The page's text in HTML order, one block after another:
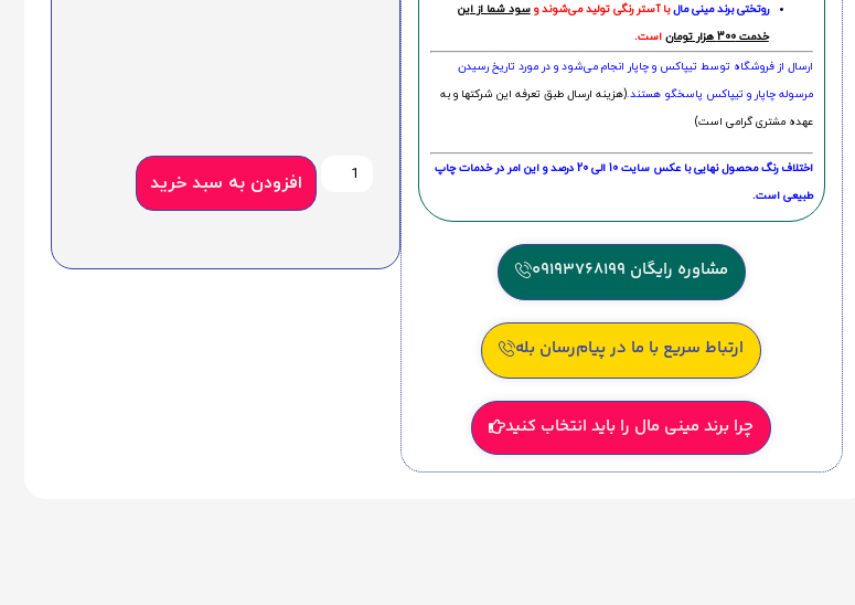
روتختی‌ برند مینی مالبا آستر رنگی تولید می‌شوند وسود شما از این
خدمت 300 هزار تومان
است.
ارسال از فروشگاه توسط تیپاکس و چاپار انجام می‌شود و در مورد تاریخ رسیدن
مرسوله چاپار و تیپاکس پاسخگو هستند.(هزینه ارسال طبق تعرفه این شرکتها و به
عهده مشتری گرامی است)
اختلاف رنگ محصول نهایی با عکس سایت 10 الی 20 درصد و این امر در خدمات چاپ
طبیعی است.
مشاوره رایگان 09193768199
ارتباط سریع با ما در پیام‌رسان بله
چرا برند مینی مال را باید انتخاب کنید
افزودن به سبد خرید